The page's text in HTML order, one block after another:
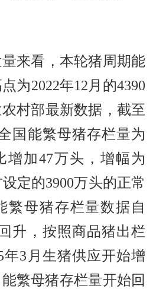
来看，本轮猪周期能
为2022年12月的4390
村部最新数据，截至
国能繁母猪存栏量为
增加47万头，增幅为
定的3900万头的正常
繁母猪存栏量数据自
升，按照商品猪出栏
年3月生猪供应开始增
繁母猪存栏量开始回